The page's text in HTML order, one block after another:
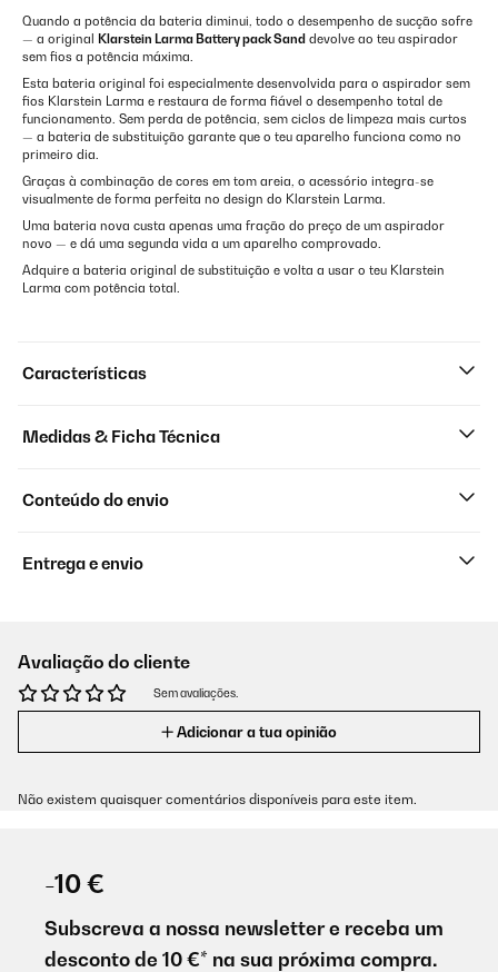
Quando a potência da bateria diminui, todo o desempenho de sucção sofre
— a original
Klarstein Larma Battery pack Sand devolve ao teu aspirador
sem fios a potência máxima.
Esta bateria original foi especialmente desenvolvida para o aspirador sem
fios Klarstein Larma e restaura de forma fiável o desempenho total de
funcionamento. Sem perda de potência, sem ciclos de limpeza mais curtos
— a bateria de substituição garante que o teu aparelho funciona como no
primeiro dia.
Graças à combinação de cores em tom areia, o acessório integra-se
visualmente de forma perfeita no design do Klarstein Larma.
Uma bateria nova custa apenas uma fração do preço de um aspirador
novo — e dá uma segunda vida a um aparelho comprovado.
Adquire a bateria original de substituição e volta a usar o teu Klarstein
Larma com potência total.
Características
Medidas & Ficha Técnica
Conteúdo do envio
Entrega e envio
Avaliação do cliente
Sem avaliações.
Adicionar a tua opinião
Não existem quaisquer comentários disponíveis para este item.
-10 €
Subscreva a nossa newsletter e receba um
desconto de 10 €* na sua próxima compra.